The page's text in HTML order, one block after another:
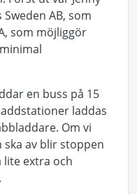
AB, som
som möjliggör
en buss på 15
laddas
Om vi
ska av blir stoppen
lite extra och